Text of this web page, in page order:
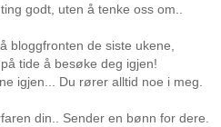
godt, uten å tenke oss om..
bloggfronten de siste ukene,
tide å besøke deg igjen!
igjen... Du rører alltid noe i meg.
din.. Sender en bønn for dere.